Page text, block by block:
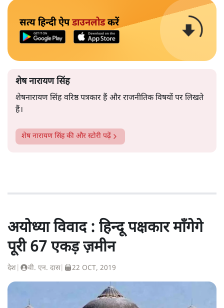
सत्य हिन्दी ऐपडाउनलोडकरें
शेष नारायण सिंह
शेषनारायण सिंह वरिष्ठ पत्रकार हैं और राजनीतिक विषयों पर लिखते
हैं।
शेष नारायण सिंहकी और स्टोरी पढ़ें
अयोध्या विवाद : हिन्दू पक्षकार माँगेगे
पूरी 67 एकड़ ज़मीन
देश वी. एन. दास| 22 OCT, 2019